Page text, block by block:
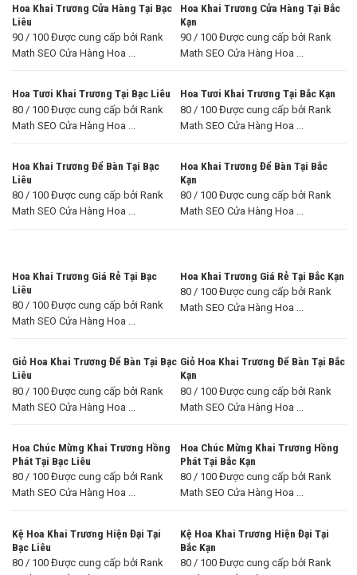
Hoa Khai Trương Cửa Hàng Tại Bạc
Liêu
90 / 100 Được cung cấp bởi Rank
Math SEO Cửa Hàng Hoa ...
Hoa Khai Trương Cửa Hàng Tại Bắc
Kạn
90 / 100 Được cung cấp bởi Rank
Math SEO Cửa Hàng Hoa ...
Hoa Tươi Khai Trương Tại Bạc Liêu
80 / 100 Được cung cấp bởi Rank
Math SEO Cửa Hàng Hoa ...
Hoa Tươi Khai Trương Tại Bắc Kạn
80 / 100 Được cung cấp bởi Rank
Math SEO Cửa Hàng Hoa ...
Hoa Khai Trương Để Bàn Tại Bạc
Liêu
80 / 100 Được cung cấp bởi Rank
Math SEO Cửa Hàng Hoa ...
Hoa Khai Trương Để Bàn Tại Bắc
Kạn
80 / 100 Được cung cấp bởi Rank
Math SEO Cửa Hàng Hoa ...
Hoa Khai Trương Giá Rẻ Tại Bạc
Liêu
80 / 100 Được cung cấp bởi Rank
Math SEO Cửa Hàng Hoa ...
Hoa Khai Trương Giá Rẻ Tại Bắc Kạn
80 / 100 Được cung cấp bởi Rank
Math SEO Cửa Hàng Hoa ...
Giỏ Hoa Khai Trương Để Bàn Tại Bạc
Liêu
80 / 100 Được cung cấp bởi Rank
Math SEO Cửa Hàng Hoa ...
Giỏ Hoa Khai Trương Để Bàn Tại Bắc
Kạn
80 / 100 Được cung cấp bởi Rank
Math SEO Cửa Hàng Hoa ...
Hoa Chúc Mừng Khai Trương Hồng
Phát Tại Bạc Liêu
80 / 100 Được cung cấp bởi Rank
Math SEO Cửa Hàng Hoa ...
Hoa Chúc Mừng Khai Trương Hồng
Phát Tại Bắc Kạn
80 / 100 Được cung cấp bởi Rank
Math SEO Cửa Hàng Hoa ...
Kệ Hoa Khai Trương Hiện Đại Tại
Bạc Liêu
80 / 100 Được cung cấp bởi Rank
Kệ Hoa Khai Trương Hiện Đại Tại
Bắc Kạn
80 / 100 Được cung cấp bởi Rank